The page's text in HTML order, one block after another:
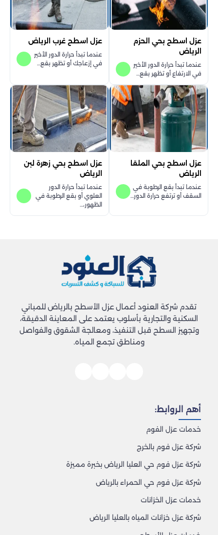
عزل اسطح بحي الحزم
الرياض
عندما تبدأ حرارة الدور الأخير
في الارتفاع أو تظهر بقع…
عزل اسطح غرب الرياض
عندما تبدأ حرارة الدور الأخير
في إزعاجك أو تظهر بقع…
عزل اسطح بحي الملقا
الرياض
عندما تبدأ بقع الرطوبة في
السقف أو ترتفع حرارة الدور…
عزل اسطح بحي زهرة لبن
الرياض
عندما تبدأ حرارة الدور
العلوي أو بقع الرطوبة في
الظهور،…
تقدم شركة العنود أعمال عزل الأسطح بالرياض للمباني
السكنية والتجارية بأسلوب يعتمد على المعاينة الدقيقة،
وتجهيز السطح قبل التنفيذ، ومعالجة الشقوق والفواصل
ومناطق تجمع المياه.
أهم الروابط:
خدمات عزل الفوم
شركة عزل فوم بالخرج
شركة عزل فوم حي العليا الرياض بخبرة مميزة
شركة عزل فوم حي الحمراء بالرياض
خدمات عزل الخزانات
شركة عزل خزانات المياه بالعليا الرياض